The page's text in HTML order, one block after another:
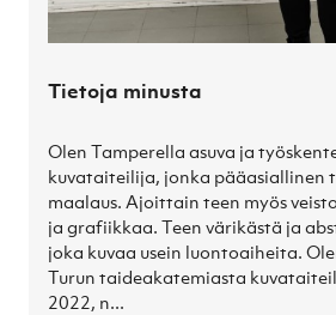
Tietoja minusta
Olen Tamperella asuva ja
kuvataiteilija, jonka pääasiallinen
maalaus. Ajoittain teen myös
ja grafiikkaa. Teen värikästä ja
joka kuvaa usein luontoaiheita.
Turun taideakatemiasta
2022, n...